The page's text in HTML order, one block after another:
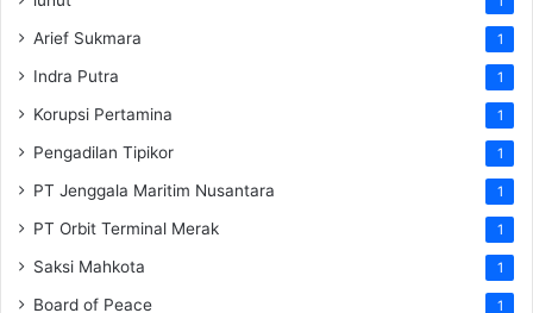
Arief Sukmara 1
Indra Putra 1
Korupsi Pertamina 1
Pengadilan Tipikor 1
PT Jenggala Maritim Nusantara 1
PT Orbit Terminal Merak 1
Saksi Mahkota 1
Board of Peace 1